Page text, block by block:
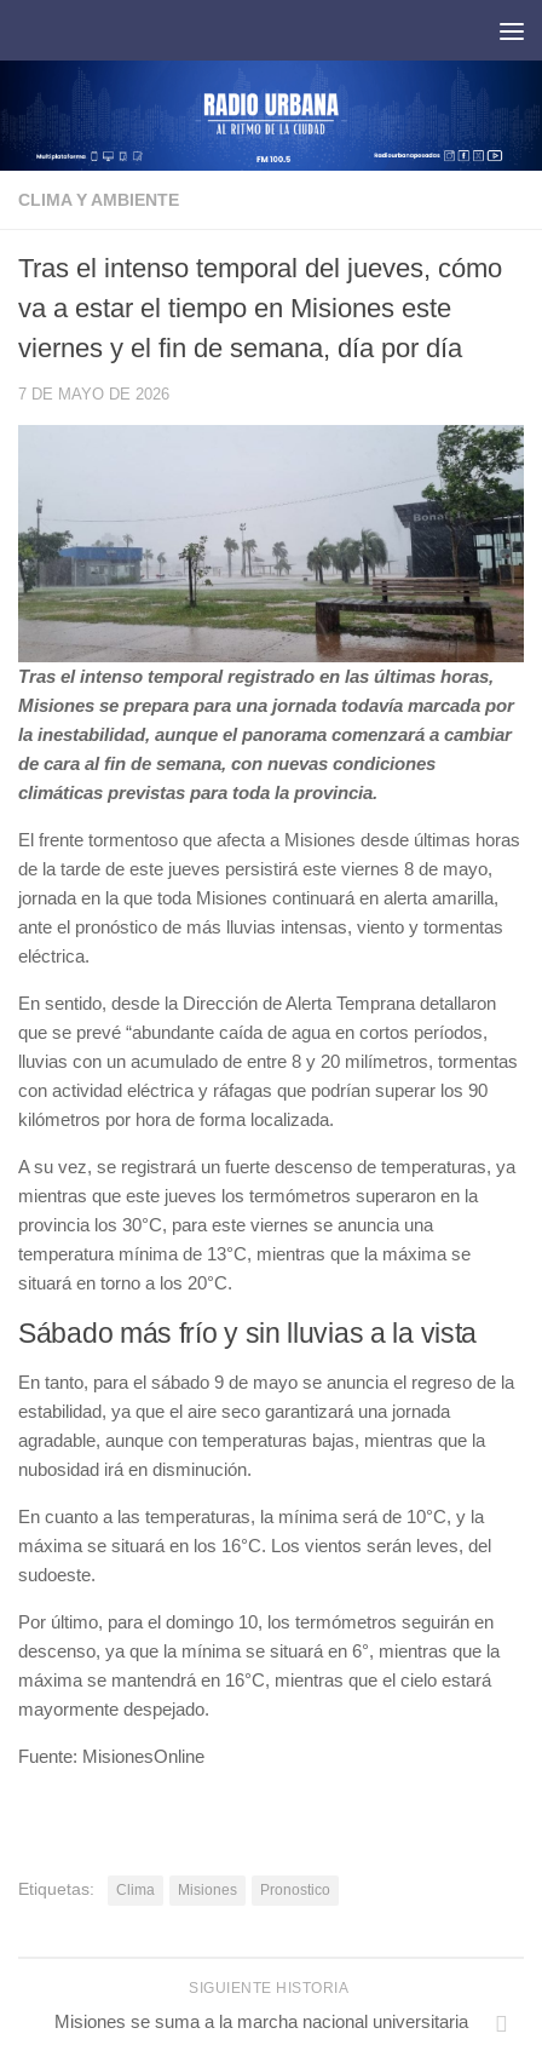
CLIMA Y AMBIENTE
Tras el intenso temporal del jueves, cómo
va a estar el tiempo en Misiones este
viernes y el fin de semana, día por día
7 DE MAYO DE 2026
Tras el intenso temporal registrado en las últimas horas,
Misiones se prepara para una jornada todavía marcada por
la inestabilidad, aunque el panorama comenzará a cambiar
de cara al fin de semana, con nuevas condiciones
climáticas previstas para toda la provincia.
El frente tormentoso que afecta a Misiones desde últimas horas
de la tarde de este jueves persistirá este viernes 8 de mayo,
jornada en la que toda Misiones continuará en alerta amarilla,
ante el pronóstico de más lluvias intensas, viento y tormentas
eléctrica.
En sentido, desde la Dirección de Alerta Temprana detallaron
que se prevé “abundante caída de agua en cortos períodos,
lluvias con un acumulado de entre 8 y 20 milímetros, tormentas
con actividad eléctrica y ráfagas que podrían superar los 90
kilómetros por hora de forma localizada.
A su vez, se registrará un fuerte descenso de temperaturas, ya
mientras que este jueves los termómetros superaron en la
provincia los 30°C, para este viernes se anuncia una
temperatura mínima de 13°C, mientras que la máxima se
situará en torno a los 20°C.
Sábado más frío y sin lluvias a la vista
En tanto, para el sábado 9 de mayo se anuncia el regreso de la
estabilidad, ya que el aire seco garantizará una jornada
agradable, aunque con temperaturas bajas, mientras que la
nubosidad irá en disminución.
En cuanto a las temperaturas, la mínima será de 10°C, y la
máxima se situará en los 16°C. Los vientos serán leves, del
sudoeste.
Por último, para el domingo 10, los termómetros seguirán en
descenso, ya que la mínima se situará en 6°, mientras que la
máxima se mantendrá en 16°C, mientras que el cielo estará
mayormente despejado.
Fuente: MisionesOnline
Etiquetas: Clima Misiones Pronostico
SIGUIENTE HISTORIA
Misiones se suma a la marcha nacional universitaria